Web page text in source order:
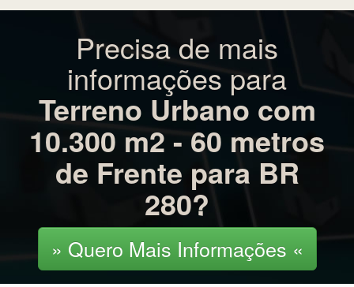
Precisa de mais
informações para
Terreno Urbano com
10.300 m2 - 60 metros
de Frente para BR
280?
» Quero Mais Informações «